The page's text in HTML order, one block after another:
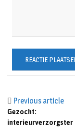
Previous article
Gezocht:
interieurverzorgster